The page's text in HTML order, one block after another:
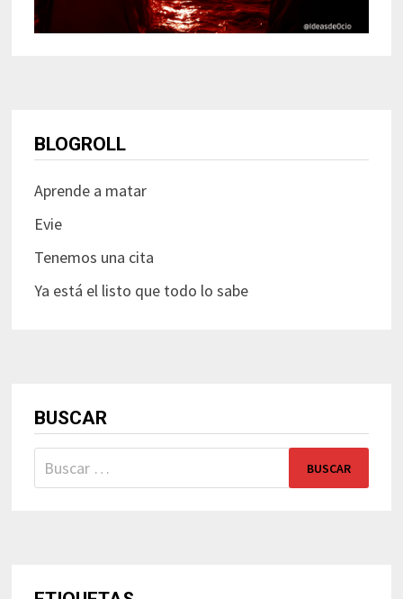
BLOGROLL
Aprende a matar
Evie
Tenemos una cita
Ya está el listo que todo lo sabe
BUSCAR
Buscar: